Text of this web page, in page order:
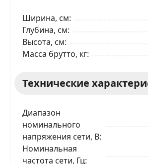
Ширина, см
Глубина, см
Высота, см
Масса брутто, кг
Технические
Диапазон
номинального
напряжения сети, В
Номинальная
частота сети, Гц